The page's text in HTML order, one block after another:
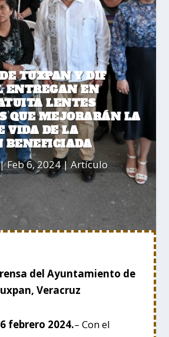
TUXPAN Y DIF
ENTREGAN EN
LENTES
QUE MEJORARÁN LA
VIDA DE LA
BENEFICIADA
Feb 6, 2024| Artículo
del Ayuntamiento de
Veracruz
febrero 2024.– Con el